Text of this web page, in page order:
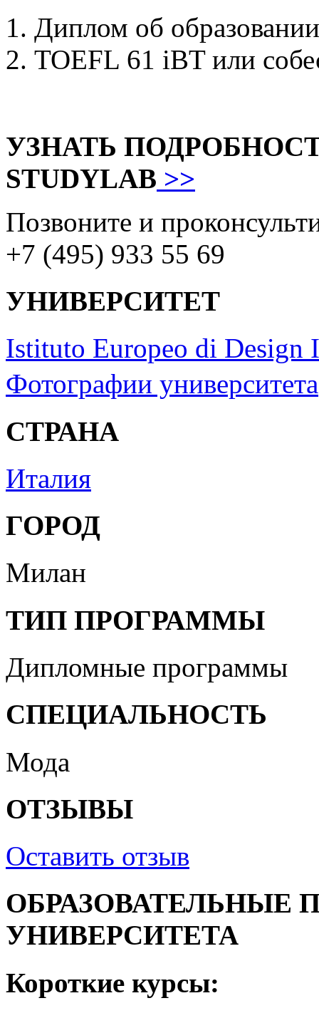
1. Диплом об образовании
2. TOEFL 61 iBT или
УЗНАТЬ
STUDYLAB >>
Позвоните и
+7 (495) 933 55 69
УНИВЕРСИТЕТ
Istituto Europeo di Design
Фотографии университета
СТРАНА
Италия
ГОРОД
Милан
ТИП ПРОГРАММЫ
Дипломные программы
СПЕЦИАЛЬНОСТЬ
Мода
ОТЗЫВЫ
Оставить отзыв
ОБРАЗОВАТЕЛЬНЫЕ
УНИВЕРСИТЕТА
Короткие курсы: